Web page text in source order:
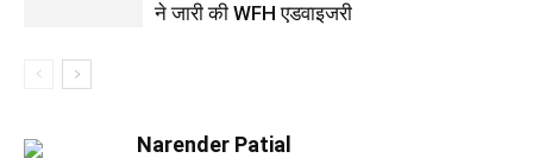
ने जारी की WFH एडवाइजरी
Narender Patial